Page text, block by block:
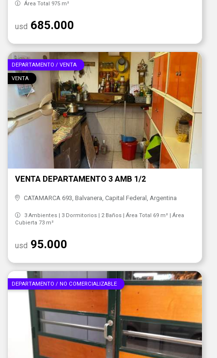
Área Total 975 m²
usd 685.000
DEPARTAMENTO / VENTA
VENTA
VENTA DEPARTAMENTO 3 AMB 1/2
CATAMARCA 693, Balvanera, Capital Federal, Argentina
3 Ambientes | 3 Dormitorios | 2 Baños | Área Total 69 m² | Área
Cubierta 73 m²
usd 95.000
DEPARTAMENTO / NO COMERCIALIZABLE